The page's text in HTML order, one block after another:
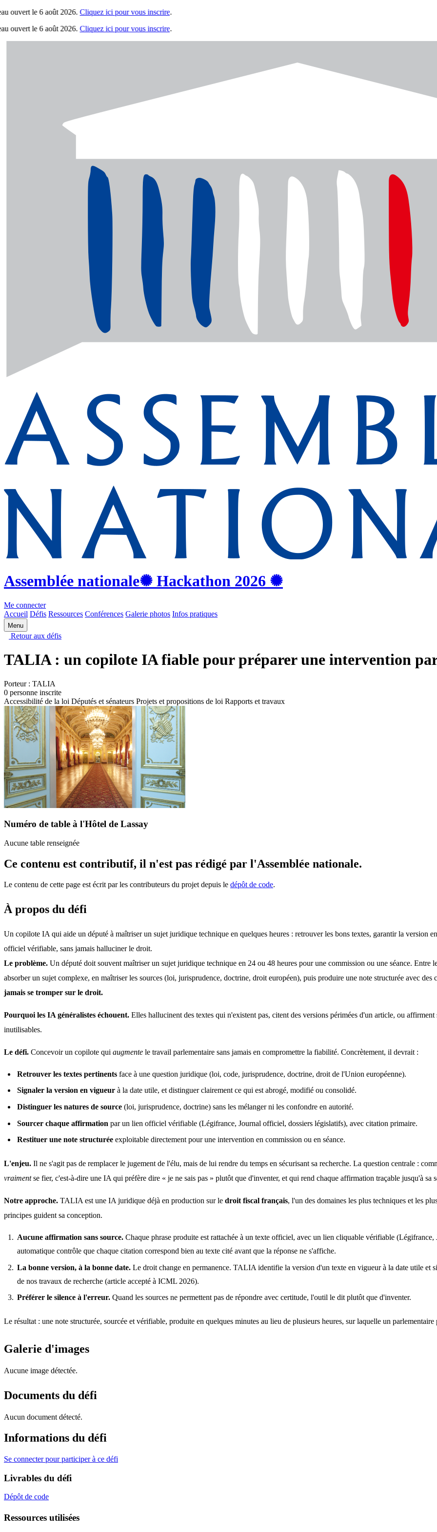
le 6 août 2026.Cliquez ici pour vous inscrire.
le 6 août 2026.Cliquez ici pour vous inscrire.
Assemblée nationale✺ Hackathon 2026 ✺
Me connecter
Accueil Défis Ressources Conférences Galerie photos Infos pratiques
Menu
Retour aux défis
TALIA : un copilote IA fiable pour préparer une intervention
Porteur : TALIA
0 personne inscrite
Accessibilité de la loi Députés et sénateurs Projets et propositions de loi Rapports et travaux
Numéro de table à l'Hôtel de Lassay
Aucune table renseignée
Ce contenu est contributif, il n'est pas rédigé par l'Assemblée nationale.
Le contenu de cette page est écrit par les contributeurs du projet depuis le dépôt de code.
À propos du défi
Un copilote IA qui aide un député à maîtriser un sujet juridique technique en quelques heures : retrouver les bons textes, garantir la version
officiel vérifiable, sans jamais halluciner le droit.
Le problème. Un député doit souvent maîtriser un sujet juridique technique en 24 ou 48 heures pour une commission ou une séance. Entre
absorber un sujet complexe, en maîtriser les sources (loi, jurisprudence, doctrine, droit européen), puis produire une note structurée avec
jamais se tromper sur le droit.
Pourquoi les IA généralistes échouent. Elles hallucinent des textes qui n'existent pas, citent des versions périmées d'un article, ou
inutilisables.
Le défi. Concevoir un copilote qui augmente le travail parlementaire sans jamais en compromettre la fiabilité. Concrètement, il devrait :
Retrouver les textes pertinents face à une question juridique (loi, code, jurisprudence, doctrine, droit de l'Union européenne).
Signaler la version en vigueur à la date utile, et distinguer clairement ce qui est abrogé, modifié ou consolidé.
Distinguer les natures de source (loi, jurisprudence, doctrine) sans les mélanger ni les confondre en autorité.
Sourcer chaque affirmation par un lien officiel vérifiable (Légifrance, Journal officiel, dossiers législatifs), avec citation primaire.
Restituer une note structurée exploitable directement pour une intervention en commission ou en séance.
L'enjeu.
vraiment se fier, c'est-à-dire une IA qui préfère dire « je ne sais pas » plutôt que d'inventer, et qui rend chaque affirmation traçable jusqu'à sa
Notre approche. TALIA est une IA juridique déjà en production sur le droit fiscal français, l'un des domaines les plus techniques et les
principes guident sa conception.
Aucune affirmation sans source. Chaque phrase produite est rattachée à un texte officiel, avec un lien cliquable vérifiable
automatique contrôle que chaque citation correspond bien au texte cité avant que la réponse ne s'affiche.
La bonne version, à la bonne date. Le droit change en permanence. TALIA identifie la version d'un texte en vigueur à la date utile et
de nos travaux de recherche (article accepté à ICML 2026).
Préférer le silence à l'erreur. Quand les sources ne permettent pas de répondre avec certitude, l'outil le dit plutôt que d'inventer.
Le résultat : une note structurée, sourcée et vérifiable, produite en quelques minutes au lieu de plusieurs heures, sur laquelle un parlementaire
Galerie d'images
Aucune image détectée.
Documents du défi
Aucun document détecté.
Informations du défi
Se connecter pour participer à ce défi
Livrables du défi
Dépôt de code
Ressources utilisées